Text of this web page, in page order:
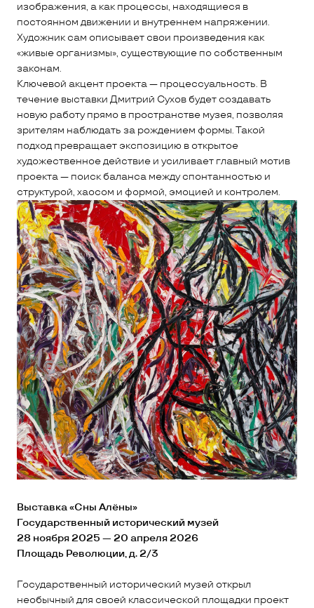
изображения, а как процессы, находящиеся в
постоянном движении и внутреннем напряжении.
Художник сам описывает свои произведения как
«живые организмы», существующие по собственным
законам.
Ключевой акцент проекта — процессуальность. В
течение выставки Дмитрий Сухов будет создавать
новую работу прямо в пространстве музея, позволяя
зрителям наблюдать за рождением формы. Такой
подход превращает экспозицию в открытое
художественное действие и усиливает главный мотив
проекта — поиск баланса между спонтанностью и
структурой, хаосом и формой, эмоцией и контролем.
Выставка «Сны Алёны»
Государственный исторический музей
28 ноября 2025 — 20 апреля 2026
Площадь Революции, д. 2/3
Государственный исторический музей открыл
необычный для своей классической площадки проект